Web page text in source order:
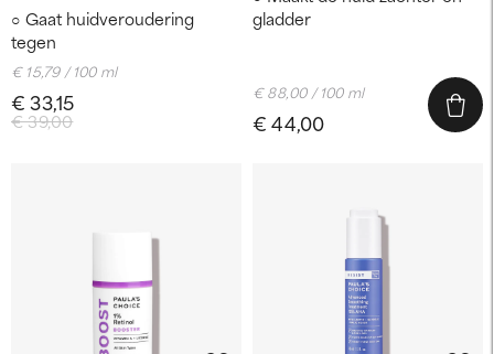
Gaat huidveroudering
tegen
€ 39,00
€ 33,15
€ 15,79 / 100 ml
gladder
€ 44,00
€ 88,00 / 100 ml